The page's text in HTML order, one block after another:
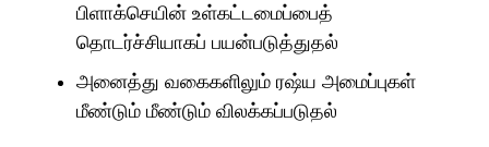
பிளாக்செயின் உள்கட்டமைப்பைத்
தொடர்ச்சியாகப் பயன்படுத்துதல்
அனைத்து வகைகளிலும் ரஷ்ய அமைப்புகள்
மீண்டும் மீண்டும் விலக்கப்படுதல்